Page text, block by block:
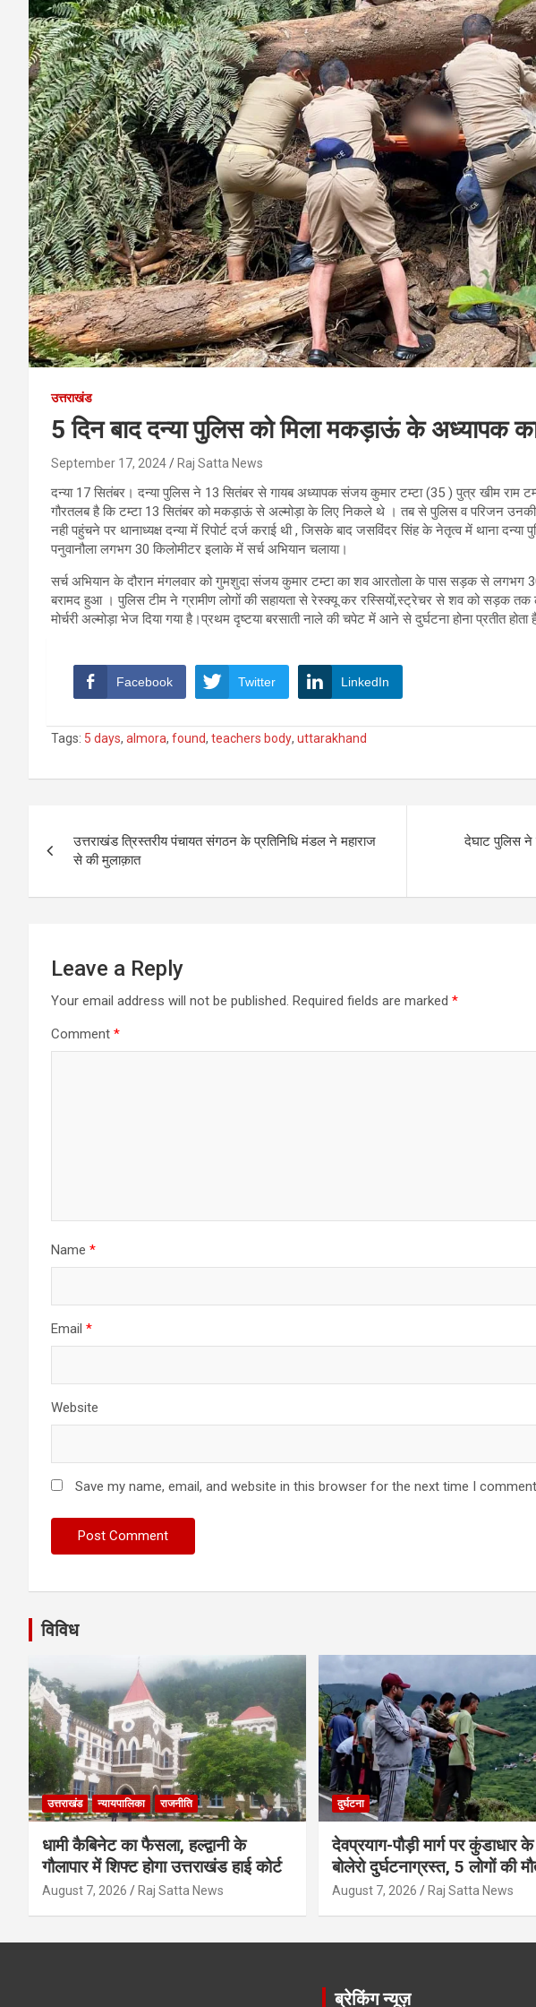
उत्तराखंड
5 दिन बाद दन्या पुलिस को मिला मकड़ाऊं के अध्यापक
September 17, 2024 Raj Satta News
दन्या 17 सितंबर। दन्या पुलिस ने 13 सितंबर से गायब अध्यापक संजय कुमार टम्टा (35 ) पुत्र खीम राम
गौरतलब है कि टम्टा 13 सितंबर को मकड़ाऊं से अल्मोड़ा के लिए निकले थे । तब से पुलिस व परिजन
नही पहुंचने पर थानाध्यक्ष दन्या में रिपोर्ट दर्ज कराई थी , जिसके बाद जसविंदर सिंह के नेतृत्व में थाना
पनुवानौला लगभग 30 किलोमीटर इलाके में सर्च अभियान चलाया।
सर्च अभियान के दौरान मंगलवार को गुमशुदा संजय कुमार टम्टा का शव आरतोला के पास सड़क से लगभग
बरामद हुआ । पुलिस टीम ने ग्रामीण लोगों की सहायता से रेस्क्यू कर रस्सियों,स्ट्रेचर से शव को सड़क तक
मोर्चरी अल्मोड़ा भेज दिया गया है।प्रथम दृष्टया बरसाती नाले की चपेट में आने से दुर्घटना होना प्रतीत होता
Facebook Twitter LinkedIn
Tags: 5 days, almora, found, teachers body, uttarakhand
navigation
उत्तराखंड त्रिस्तरीय पंचायत संगठन के प्रतिनिधि मंडल ने महाराज
से की मुलाक़ात
देघाट पुलिस ने
Leave a Reply
Your email address will not be published. Required fields are marked *
Comment *
Name *
Email *
Website
Save my name, email, and website in this browser for the next time I
विविध
उत्तराखंड न्यायपालिका राजनीति
धामी कैबिनेट का फैसला, हल्द्वानी के
गौलापार में शिफ्ट होगा उत्तराखंड हाई कोर्ट
August 7, 2026 Raj Satta News
दुर्घटना
देवप्रयाग-पौड़ी मार्ग पर कुंडाधार
बोलेरो दुर्घटनाग्रस्त, 5 लोगों की
August 7, 2026 Raj Satta News
ब्रेकिंग न्यूज़